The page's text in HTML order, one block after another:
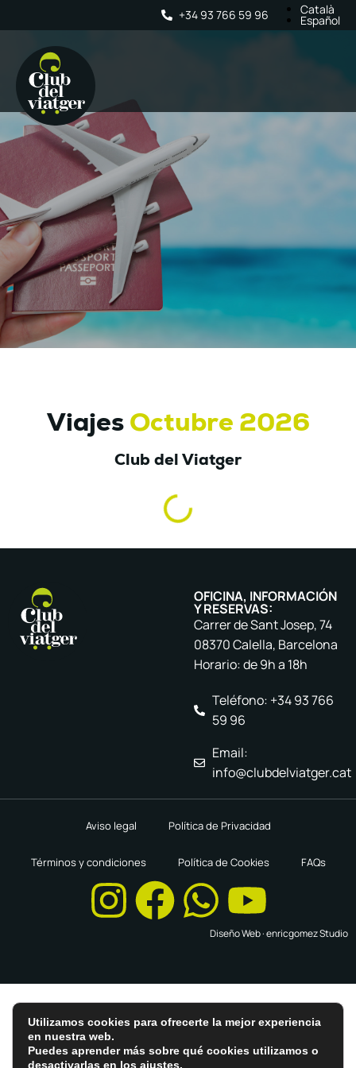
+34 93 766 59 96 Català
Español
Viajes Octubre 2026
Club del Viatger
OFICINA, INFORMACIÓN
Y RESERVAS:
Carrer de Sant Josep, 74
08370 Calella, Barcelona
Horario: de 9h a 18h
Teléfono: +34 93 766
59 96
Email:
info@clubdelviatger.cat
Aviso legal Política de Privacidad
Términos y condiciones Política de Cookies FAQs
Diseño Web ·enricgomez Studio
Utilizamos cookies para ofrecerte la mejor experiencia
en nuestra web.
Puedes aprender más sobre qué cookies utilizamos o
desactivarlas en los ajustes.